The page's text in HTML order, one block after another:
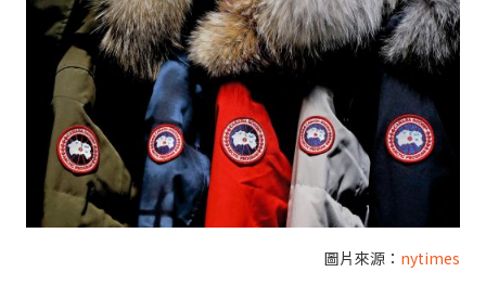
圖片來源： nytimes